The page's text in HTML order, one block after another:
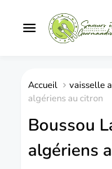
Accueil vaisselle
algériens au citron
Boussou
algériens